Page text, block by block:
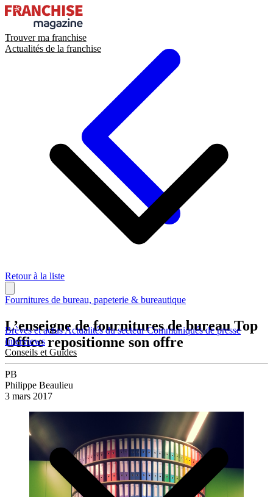
Trouver ma franchise
Actualités de la franchise
Brèves et actusActualités du secteurCommuniqués de presse
Interviews
Conseils et Guides
Retour à la liste
Fournitures de bureau, papeterie & bureautique
L’enseigne de fournitures de bureau Top
Office repositionne son offre
PB
Philippe Beaulieu
3 mars 2017